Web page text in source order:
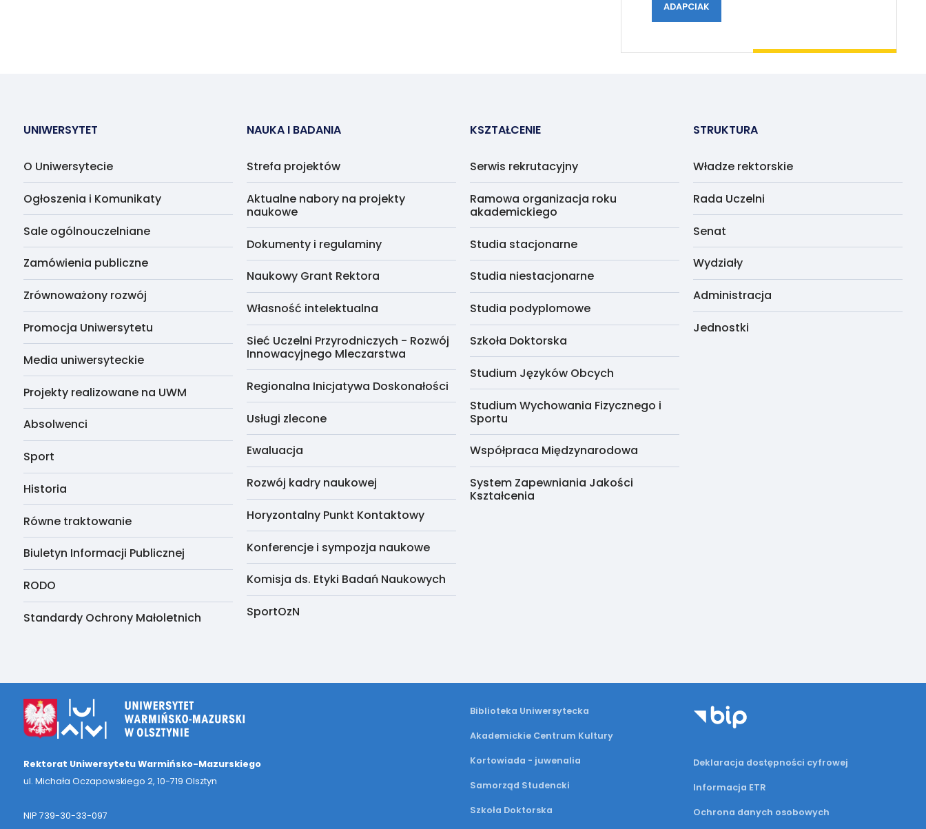
ADAPCIAK
UNIWERSYTET
O Uniwersytecie
Ogłoszenia i Komunikaty
Sale ogólnouczelniane
Zamówienia publiczne
Zrównoważony rozwój
Promocja Uniwersytetu
Media uniwersyteckie
Projekty realizowane na UWM
Absolwenci
Sport
Historia
Równe traktowanie
Biuletyn Informacji Publicznej
RODO
Standardy Ochrony Małoletnich
NAUKA I BADANIA
Strefa projektów
Aktualne nabory na projekty
naukowe
Dokumenty i regulaminy
Naukowy Grant Rektora
Własność intelektualna
Sieć Uczelni Przyrodniczych - Rozwój
Innowacyjnego Mleczarstwa
Regionalna Inicjatywa Doskonałości
Usługi zlecone
Ewaluacja
Rozwój kadry naukowej
Horyzontalny Punkt Kontaktowy
Konferencje i sympozja naukowe
Komisja ds. Etyki Badań Naukowych
SportOzN
KSZTAŁCENIE
Serwis rekrutacyjny
Ramowa organizacja roku
akademickiego
Studia stacjonarne
Studia niestacjonarne
Studia podyplomowe
Szkoła Doktorska
Studium Języków Obcych
Studium Wychowania Fizycznego i
Sportu
Współpraca Międzynarodowa
System Zapewniania Jakości
Kształcenia
STRUKTURA
Władze rektorskie
Rada Uczelni
Senat
Wydziały
Administracja
Jednostki
Rektorat Uniwersytetu Warmińsko-Mazurskiego
ul. Michała Oczapowskiego 2, 10-719 Olsztyn
NIP 739-30-33-097
Biblioteka Uniwersytecka
Akademickie Centrum Kultury
Kortowiada - juwenalia
Samorząd Studencki
Szkoła Doktorska
Deklaracja dostępności cyfrowej
Informacja ETR
Ochrona danych osobowych